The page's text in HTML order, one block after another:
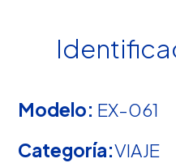
Modelo: EX-061
Categoría:VIAJE